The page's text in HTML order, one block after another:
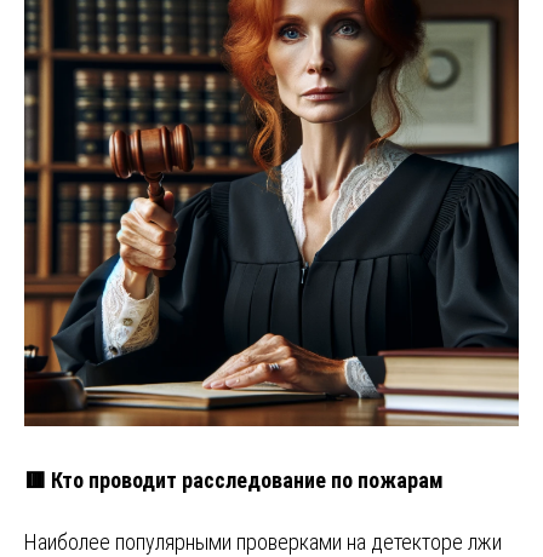
🟥 Кто проводит расследование по пожарам
Наиболее популярными проверками на детекторе лжи